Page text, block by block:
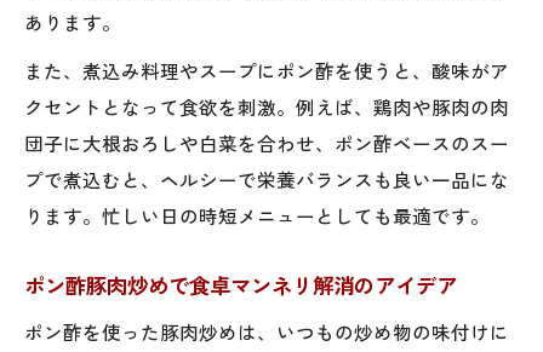
あります。
また、煮込み料理やスープにポン酢を使うと、酸味がア
クセントとなって食欲を刺激。例えば、鶏肉や豚肉の肉
団子に大根おろしや白菜を合わせ、ポン酢ベースのスー
プで煮込むと、ヘルシーで栄養バランスも良い一品にな
ります。忙しい日の時短メニューとしても最適です。
ポン酢豚肉炒めで食卓マンネリ解消のアイデア
ポン酢を使った豚肉炒めは、いつもの炒め物の味付けに